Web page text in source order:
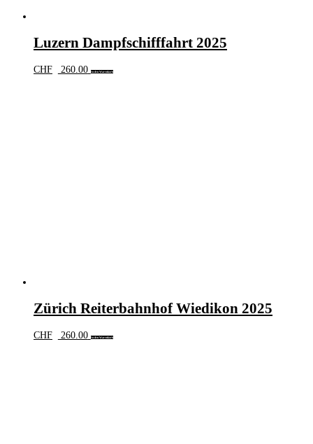
Luzern Dampfschifffahrt 2025
CHF 260.00 In den Warenkorb
Zürich Reiterbahnhof Wiedikon 2025
CHF 260.00 In den Warenkorb